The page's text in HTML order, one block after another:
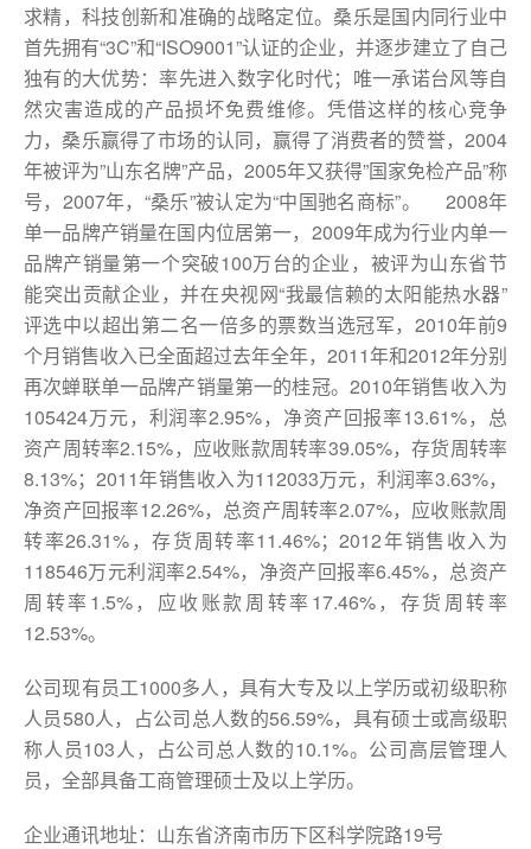
求精，科技创新和准确的战略定位。桑乐是国内同行业中
首先拥有“3C”和“ISO9001”认证的企业，并逐步建立了自己
独有的大优势：率先进入数字化时代；唯一承诺台风等自
然灾害造成的产品损坏免费维修。凭借这样的核心竞争
力，桑乐赢得了市场的认同，赢得了消费者的赞誉，2004
年被评为”山东名牌”产品，2005年又获得”国家免检产品”称
号，2007年，“桑乐”被认定为“中国驰名商标”。 2008年
单一品牌产销量在国内位居第一，2009年成为行业内单一
品牌产销量第一个突破100万台的企业，被评为山东省节
能突出贡献企业，并在央视网“我最信赖的太阳能热水器”
评选中以超出第二名一倍多的票数当选冠军，2010年前9
个月销售收入已全面超过去年全年，2011年和2012年分别
再次蝉联单一品牌产销量第一的桂冠。2010年销售收入为
105424万元，利润率2.95%，净资产回报率13.61%，总
资产周转率2.15%，应收账款周转率39.05%，存货周转率
8.13%；2011年销售收入为112033万元，利润率3.63%，
净资产回报率12.26%，总资产周转率2.07%，应收账款周
转率26.31%，存货周转率11.46%；2012年销售收入为
118546万元利润率2.54%，净资产回报率6.45%，总资产
周转率1.5%，应收账款周转率17.46%，存货周转率
12.53%。
公司现有员工1000多人，具有大专及以上学历或初级职称
人员580人，占公司总人数的56.59%，具有硕士或高级职
称人员103人，占公司总人数的10.1%。公司高层管理人
员，全部具备工商管理硕士及以上学历。
企业通讯地址：山东省济南市历下区科学院路19号